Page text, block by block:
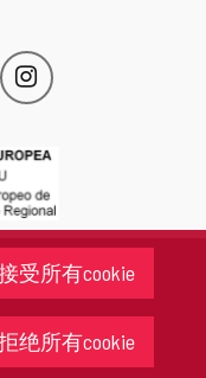
受所有cookie
绝所有cookie
Instagram
此
链
会
开
一
个
新
窗
口。
省政府